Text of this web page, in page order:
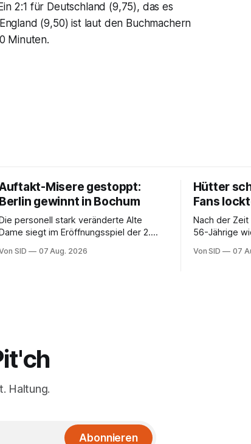
2:1 für Deutschland (9,75), das es
(9,50) ist laut den Buchmachern
Minuten.
Misere gestoppt:
Berlin gewinnt in Bochum
personell stark veränderte Alte
siegt im Eröffnungsspiel der 2.
SID 07 Aug. 2026
Hütter
Fans
Nach der
56-Jährige
Von SID 07
Haltung.
Abonnieren